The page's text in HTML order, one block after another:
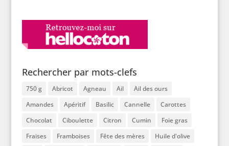
Rechercher par mots-clefs
750 g Abricot Agneau Ail
Ail des ours
Amandes
Apéritif Basilic Cannelle
Carottes
Chocolat
Ciboulette Citron Cumin
Foie gras
Fraises
Framboises Fête des mères Huile d'olive